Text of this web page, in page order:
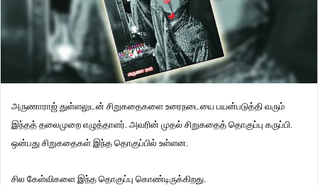
அருணாராஜ் துள்ளலுடன் சிறுகதைகளை உரைநடையை பயன்படுத்தி வரும்
இந்தத் தலைமுறை எழுத்தாளர். அவரின் முதல் சிறுகதைத் தொகுப்பு கருப்பி.
ஒன்பது சிறுகதைகள் இந்த தொகுப்பில் உள்ளன.
சில கேள்விகளை இந்த தொகுப்பு கொண்டிருக்கிறது.